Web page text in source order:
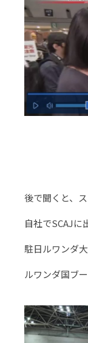
後で聞くと、
自社でSCAJに
駐日ルワンダ
ルワンダ国ブ